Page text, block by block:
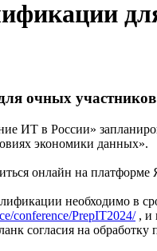
очных
ИТ в России»
экономики данных».
онлайн на
необходимо в
conference/PrepIT2024/, и
согласия на